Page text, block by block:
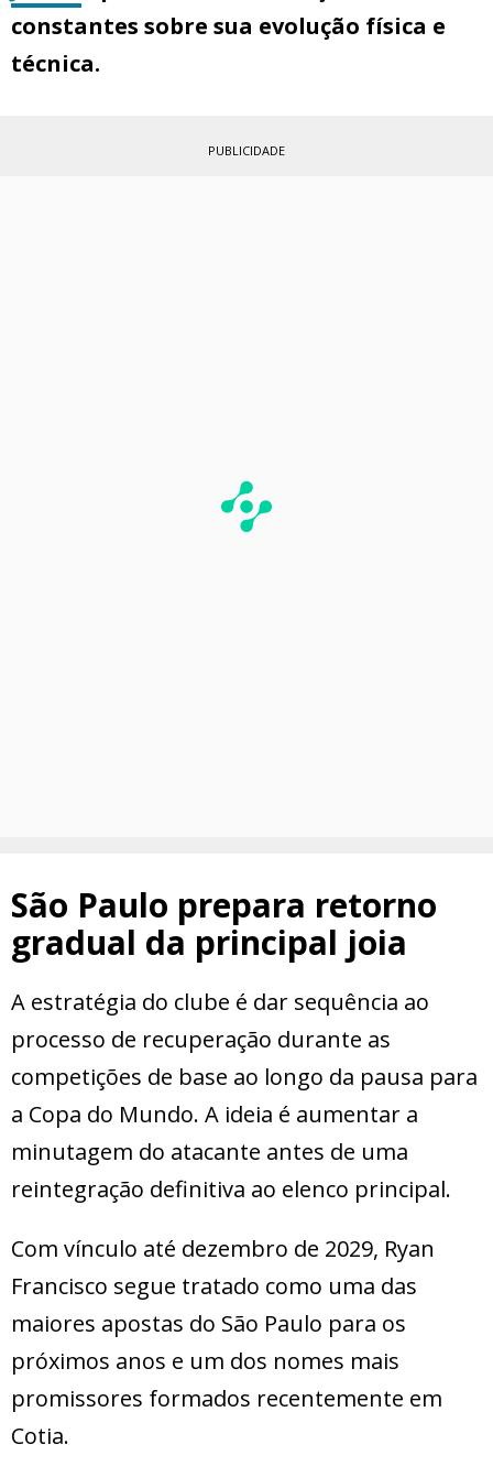
constantes sobre sua evolução física e
técnica.
PUBLICIDADE
São Paulo prepara retorno
gradual da principal joia
A estratégia do clube é dar sequência ao
processo de recuperação durante as
competições de base ao longo da pausa para
a Copa do Mundo. A ideia é aumentar a
minutagem do atacante antes de uma
reintegração definitiva ao elenco principal.
Com vínculo até dezembro de 2029, Ryan
Francisco segue tratado como uma das
maiores apostas do São Paulo para os
próximos anos e um dos nomes mais
promissores formados recentemente em
Cotia.